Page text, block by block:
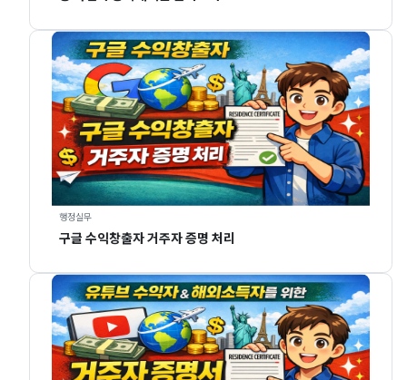
행정실무
구글 수익창출자 거주자 증명 처리